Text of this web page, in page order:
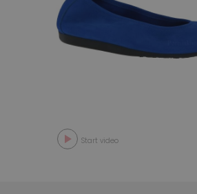
Start video